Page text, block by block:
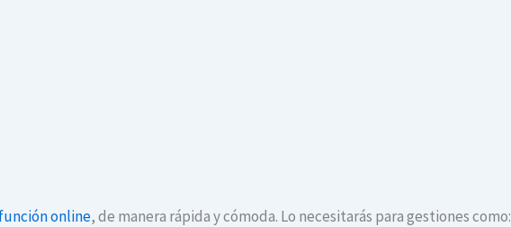
online, de manera rápida y cómoda. Lo necesitarás para gestiones como: